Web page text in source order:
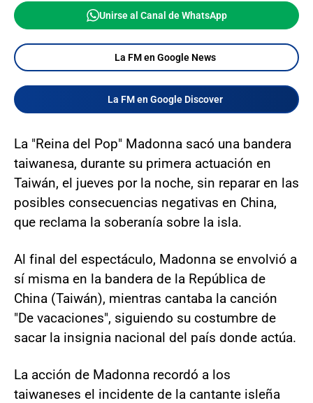
Unirse al Canal de WhatsApp
La FM en Google News
La FM en Google Discover
La "Reina del Pop" Madonna sacó una bandera
taiwanesa, durante su primera actuación en
Taiwán, el jueves por la noche, sin reparar en las
posibles consecuencias negativas en China,
que reclama la soberanía sobre la isla.
Al final del espectáculo, Madonna se envolvió a
sí misma en la bandera de la República de
China (Taiwán), mientras cantaba la canción
"De vacaciones", siguiendo su costumbre de
sacar la insignia nacional del país donde actúa.
La acción de Madonna recordó a los
taiwaneses el incidente de la cantante isleña